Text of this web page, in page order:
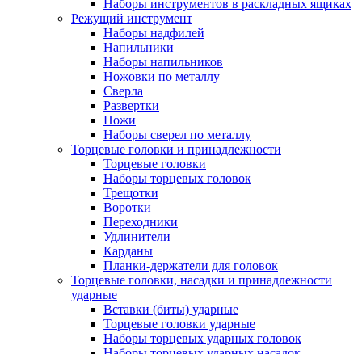
Наборы инструментов в раскладных ящиках
Режущий инструмент
Наборы надфилей
Напильники
Наборы напильников
Ножовки по металлу
Сверла
Развертки
Ножи
Наборы сверел по металлу
Торцевые головки и принадлежности
Торцевые головки
Наборы торцевых головок
Трещотки
Воротки
Переходники
Удлинители
Карданы
Планки-держатели для головок
Торцевые головки, насадки и принадлежности
ударные
Вставки (биты) ударные
Торцевые головки ударные
Наборы торцевых ударных головок